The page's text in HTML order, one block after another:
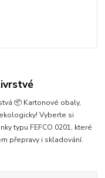
📦 Kartonové obaly,
Vyberte si
typu FEFCO 0201, které
přepravy i skladování.